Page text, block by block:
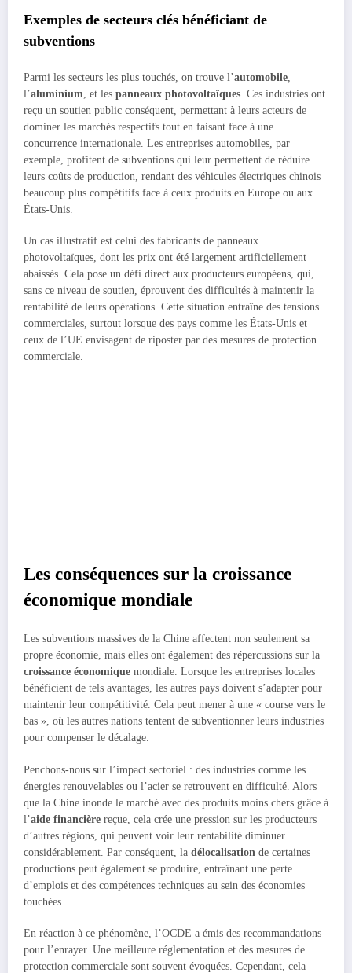
Exemples de secteurs clés bénéficiant de
subventions
Parmi les secteurs les plus touchés, on trouve l’automobile,
l’aluminium, et les panneaux photovoltaïques. Ces industries ont
reçu un soutien public conséquent, permettant à leurs acteurs de
dominer les marchés respectifs tout en faisant face à une
concurrence internationale. Les entreprises automobiles, par
exemple, profitent de subventions qui leur permettent de réduire
leurs coûts de production, rendant des véhicules électriques chinois
beaucoup plus compétitifs face à ceux produits en Europe ou aux
États-Unis.
Un cas illustratif est celui des fabricants de panneaux
photovoltaïques, dont les prix ont été largement artificiellement
abaissés. Cela pose un défi direct aux producteurs européens, qui,
sans ce niveau de soutien, éprouvent des difficultés à maintenir la
rentabilité de leurs opérations. Cette situation entraîne des tensions
commerciales, surtout lorsque des pays comme les États-Unis et
ceux de l’UE envisagent de riposter par des mesures de protection
commerciale.
Les conséquences sur la croissance
économique mondiale
Les subventions massives de la Chine affectent non seulement sa
propre économie, mais elles ont également des répercussions sur la
croissance économique mondiale. Lorsque les entreprises locales
bénéficient de tels avantages, les autres pays doivent s’adapter pour
maintenir leur compétitivité. Cela peut mener à une « course vers le
bas », où les autres nations tentent de subventionner leurs industries
pour compenser le décalage.
Penchons-nous sur l’impact sectoriel : des industries comme les
énergies renouvelables ou l’acier se retrouvent en difficulté. Alors
que la Chine inonde le marché avec des produits moins chers grâce à
l’aide financière reçue, cela crée une pression sur les producteurs
d’autres régions, qui peuvent voir leur rentabilité diminuer
considérablement. Par conséquent, la délocalisation de certaines
productions peut également se produire, entraînant une perte
d’emplois et des compétences techniques au sein des économies
touchées.
En réaction à ce phénomène, l’OCDE a émis des recommandations
pour l’enrayer. Une meilleure réglementation et des mesures de
protection commerciale sont souvent évoquées. Cependant, cela